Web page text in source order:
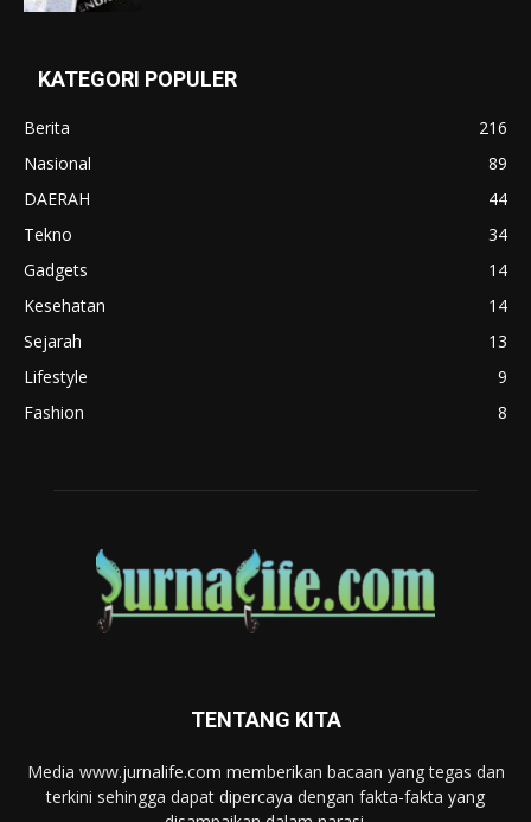
KATEGORI POPULER
Berita
216
Nasional
89
DAERAH
44
Tekno
34
Gadgets
14
Kesehatan
14
Sejarah
13
Lifestyle
9
Fashion
8
TENTANG KITA
Media www.jurnalife.com memberikan bacaan yang tegas dan
terkini sehingga dapat dipercaya dengan fakta-fakta yang